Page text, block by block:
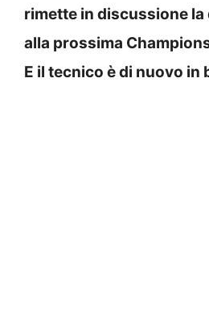
rimette in discussione
alla prossima
E il tecnico è di nuovo in